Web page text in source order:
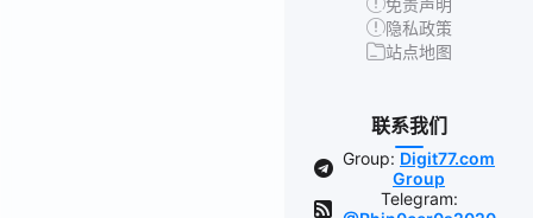
免责声明
隐私政策
站点地图
联系我们
Group: Digit77.com
Group
Telegram: